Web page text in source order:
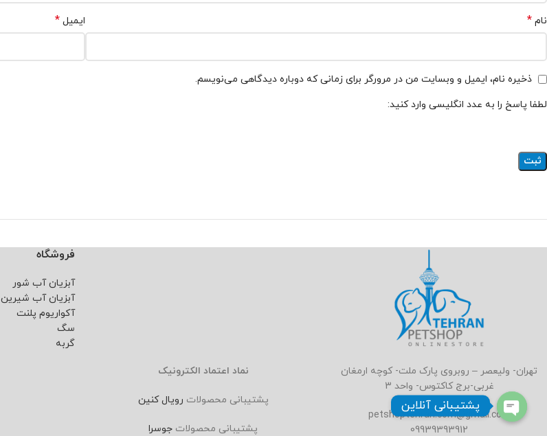
نام * ایمیل *
ذخیره نام، ایمیل و وبسایت من در مرورگر برای زمانی که دوباره دیدگاهی می‌نویسم.
لطفا پاسخ را به عدد انگلیسی وارد کنید:
تهران- ولیعصر – روبروی پارک ملت- کوچه ارمغان
غربی-برج کاکتوس- واحد 3
petshoptehran.com@gmail.com
09939393912
نماد اعتماد الکترونیک
پشتیبانی محصولات رویال کنین
پشتیبانی محصولات جوسرا
فروشگاه
آبزیان آب شور
آبزیان آب شیرین
آکواریوم پلنت
سگ
گربه
پشتیبانی آنلاین